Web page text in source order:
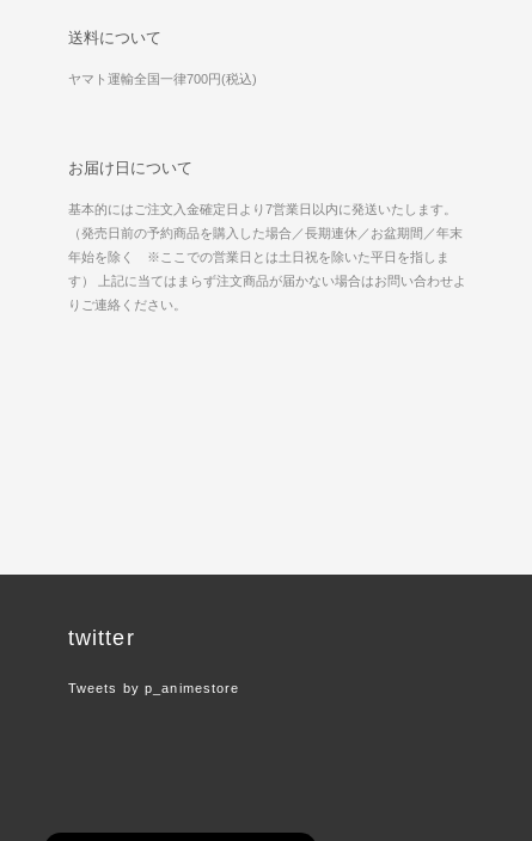
送料について
ヤマト運輸全国一律700円(税込)
お届け日について
基本的にはご注文入金確定日より7営業日以内に発送いたします。
（発売日前の予約商品を購入した場合／長期連休／お盆期間／年末
年始を除く ※ここでの営業日とは土日祝を除いた平日を指しま
す） 上記に当てはまらず注文商品が届かない場合はお問い合わせよ
りご連絡ください。
twitter
Tweets by p_animestore